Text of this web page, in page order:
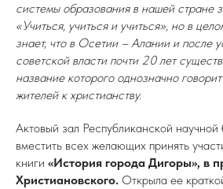
системы образования в нашей стране
«Учиться, учиться и учиться», но в
знает, что в Осетии – Алании и после
советской власти почти 20 лет
название которого однозначно
жителей к христианству.
Актовый зал Республиканской научной
вместить всех желающих принять
книги «История города Дигоры», в
Христиановского. Открыла ее